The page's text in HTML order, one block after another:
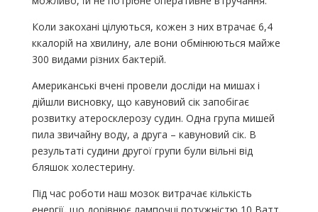
Коли закохані цілуються, кожен з них втрачає 6,4
ккалорій на хвилину, але вони обмінюються майже
300 видами різних бактерій.
Американські вчені провели досліди на мишах і
дійшли висновку, що кавуновий сік запобігає
розвитку атеросклерозу судин. Одна група мишей
пила звичайну воду, а друга – кавуновий сік. В
результаті судини другої групи були вільні від
бляшок холестерину.
Під час роботи наш мозок витрачає кількість